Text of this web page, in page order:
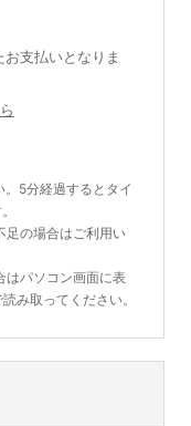
支払いとなりま
5分経過するとタイ
の場合はご利用い
パソコン画面に表
み取ってください。